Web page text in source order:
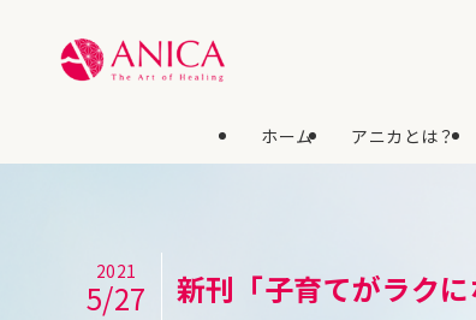
ホーム アニカとは？
新刊「子育てがラク
2021
5/27